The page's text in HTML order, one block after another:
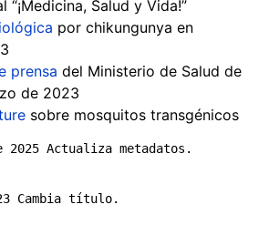
“¡Medicina, Salud y Vida!”
por chikungunya en
prensa del Ministerio de Salud de
de 2023
sobre mosquitos transgénicos
2025 Actualiza metadatos.
Cambia título.